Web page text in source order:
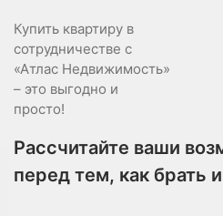
Купить квартиру в
сотрудничестве с
«Атлас Недвижимость»
– это выгодно и
просто!
Рассчитайте ваши
перед тем, как брать